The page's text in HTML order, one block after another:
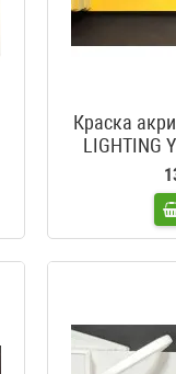
Краска
LIGHTING